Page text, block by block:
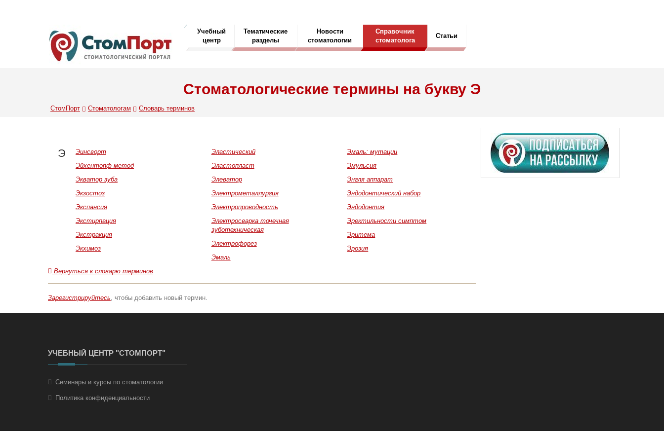
Учебный
центр
Тематические
разделы
Новости
стоматологии
Справочник
стоматолога
Статьи
Стоматологические термины на букву Э
СтомПорт Стоматологам Словарь терминов
Э
Эинсворт
Эйхентопф метод
Экватор зуба
Экзостоз
Экспансия
Экстирпация
Экстракция
Экхимоз
Эластический
Эластопласт
Элеватор
Электрометаллургия
Электропроводность
Электросварка точечная
зуботехническая
Электрофорез
Эмаль
Эмаль: мутации
Эмульсия
Энгля аппарат
Эндодонтический набор
Эндодонтия
Эректильности симптом
Эритема
Эрозия
Вернуться к словарю терминов
Зарегистрируйтесь, чтобы добавить новый термин.
УЧЕБНЫЙ ЦЕНТР "СТОМПОРТ"
Семинары и курсы по стоматологии
Политика конфиденциальности